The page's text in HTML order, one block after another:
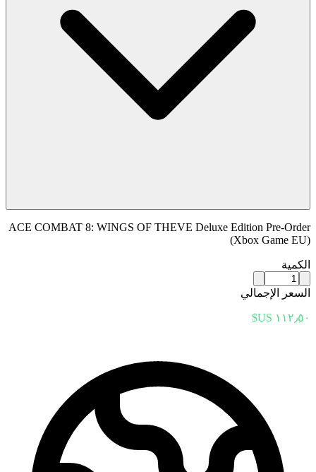
ACE COMBAT 8: WINGS OF THEVE Deluxe Edition Pre-Order
(Xbox Game EU)
الكمية
السعر الإجمالي